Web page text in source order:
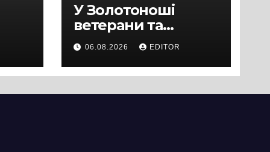
У Золотоноші
ветерани та
місцеві жителі
вийшли на
протест до стін
06.08.2026 EDITOR